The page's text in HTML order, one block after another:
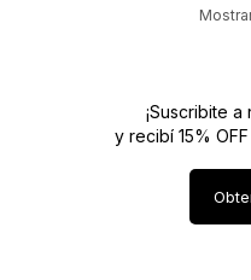
¡Suscribite
y recibí 15%